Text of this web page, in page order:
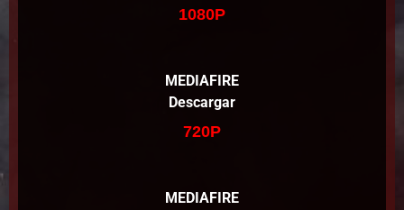
1080P
MEDIAFIRE
Descargar
720P
MEDIAFIRE